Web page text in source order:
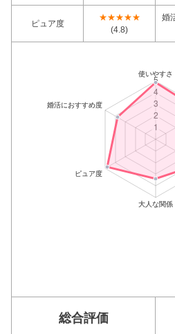
ピュア度
★★★★★
(4.8)
婚
総合評価